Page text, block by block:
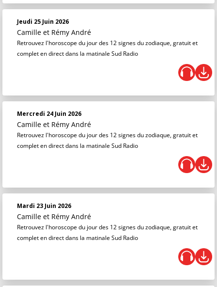
Jeudi 25 Juin 2026
Camille et Rémy André
Retrouvez l'horoscope du jour des 12 signes du zodiaque, gratuit et
complet en direct dans la matinale Sud Radio
Mercredi 24 Juin 2026
Camille et Rémy André
Retrouvez l'horoscope du jour des 12 signes du zodiaque, gratuit et
complet en direct dans la matinale Sud Radio
Mardi 23 Juin 2026
Camille et Rémy André
Retrouvez l'horoscope du jour des 12 signes du zodiaque, gratuit et
complet en direct dans la matinale Sud Radio